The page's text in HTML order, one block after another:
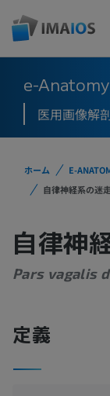
e-Anatomy
医用画像解
ホーム E-
自律神経系の迷
自律神
Pars vagalis
定義